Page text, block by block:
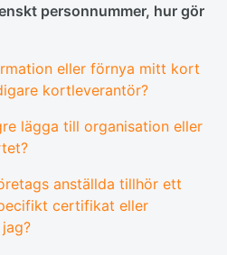
personnummer, hur gör
eller förnya mitt kort
kortleverantör?
lägga till organisation eller
anställda tillhör ett
certifikat eller